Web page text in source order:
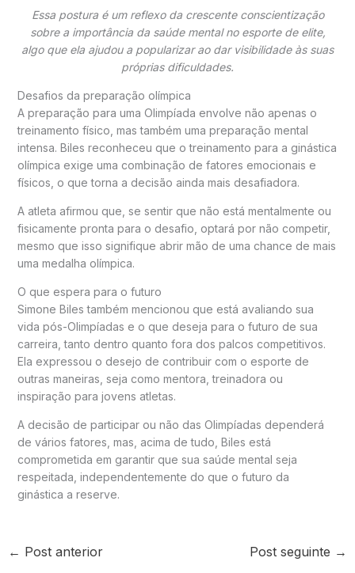
Essa postura é um reflexo da crescente conscientização
sobre a importância da saúde mental no esporte de elite,
algo que ela ajudou a popularizar ao dar visibilidade às suas
próprias dificuldades.
Desafios da preparação olímpica
A preparação para uma Olimpíada envolve não apenas o
treinamento físico, mas também uma preparação mental
intensa. Biles reconheceu que o treinamento para a ginástica
olímpica exige uma combinação de fatores emocionais e
físicos, o que torna a decisão ainda mais desafiadora.
A atleta afirmou que, se sentir que não está mentalmente ou
fisicamente pronta para o desafio, optará por não competir,
mesmo que isso signifique abrir mão de uma chance de mais
uma medalha olímpica.
O que espera para o futuro
Simone Biles também mencionou que está avaliando sua
vida pós-Olimpíadas e o que deseja para o futuro de sua
carreira, tanto dentro quanto fora dos palcos competitivos.
Ela expressou o desejo de contribuir com o esporte de
outras maneiras, seja como mentora, treinadora ou
inspiração para jovens atletas.
A decisão de participar ou não das Olimpíadas dependerá
de vários fatores, mas, acima de tudo, Biles está
comprometida em garantir que sua saúde mental seja
respeitada, independentemente do que o futuro da
ginástica a reserve.
← Post anterior Post seguinte →